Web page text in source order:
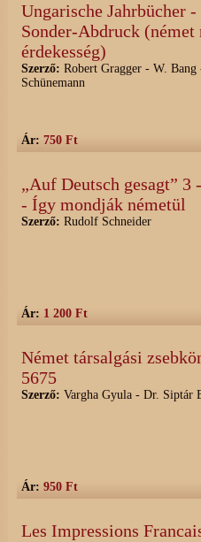
Ungarische Jahrbücher
Sonder-Abdruck
érdekesség)
Szerző: Robert Gragger - W.
Schünemann
Ár: 750 Ft
„Auf Deutsch gesagt”
- Így mondják németül
Szerző: Rudolf Schneider
Ár: 1 200 Ft
Német társalgási
5675
Szerző: Vargha Gyula - Dr. Siptár
Ár: 950 Ft
Les Impressions